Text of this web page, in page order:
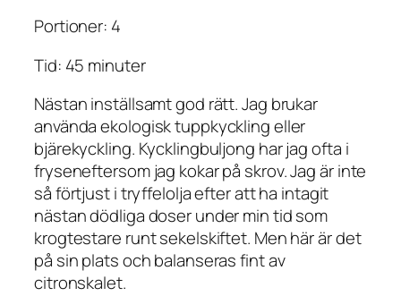
Portioner: 4
Tid: 45 minuter
Nästan inställsamt god rätt. Jag brukar
använda ekologisk tuppkyckling eller
bjärekyckling. Kycklingbuljong har jag ofta i
fryseneftersom jag kokar på skrov. Jag är inte
så förtjust i tryffelolja efter att ha intagit
nästan dödliga doser under min tid som
krogtestare runt sekelskiftet. Men här är det
på sin plats och balanseras fint av
citronskalet.